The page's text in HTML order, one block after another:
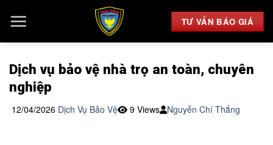
đến
TƯ VẤN BÁO GIÁ
Dịch vụ bảo vệ nhà trọ an toàn, chuyên
nghiệp
12/04/2026 Dịch Vụ Bảo Vệ 9 Views Nguyễn Chí Thắng